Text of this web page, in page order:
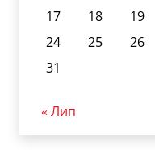
17
18 19
24
25 26
31
« Лип